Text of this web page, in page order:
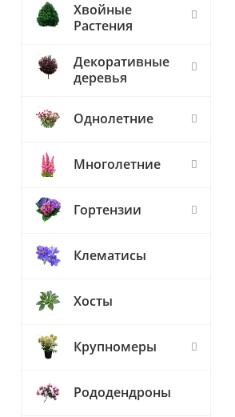
Хвойные
Растения
Декоративные
деревья
Однолетние
Многолетние
Гортензии
Клематисы
Хосты
Крупномеры
Рододендроны